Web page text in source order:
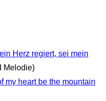
Herz regiert, sei mein
Melodie)
my heart be the mountain